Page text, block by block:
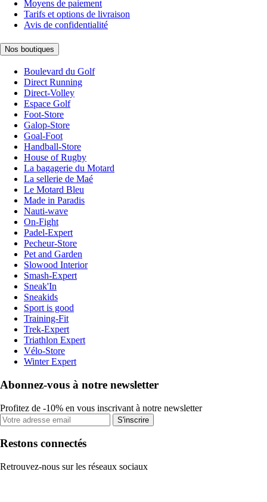
Moyens de paiement
Tarifs et options de livraison
Avis de confidentialité
Nos boutiques
Boulevard du Golf
Direct Running
Direct-Volley
Espace Golf
Foot-Store
Galop-Store
Goal-Foot
Handball-Store
House of Rugby
La bagagerie du Motard
La sellerie de Maé
Le Motard Bleu
Made in Paradis
Nauti-wave
On-Fight
Padel-Expert
Pecheur-Store
Pet and Garden
Slowood Interior
Smash-Expert
Sneak'In
Sneakids
Sport is good
Training-Fit
Trek-Expert
Triathlon Expert
Vélo-Store
Winter Expert
Abonnez-vous à notre newsletter
Profitez de -10% en vous inscrivant à notre newsletter
S'inscrire
Restons connectés
Retrouvez-nous sur les réseaux sociaux